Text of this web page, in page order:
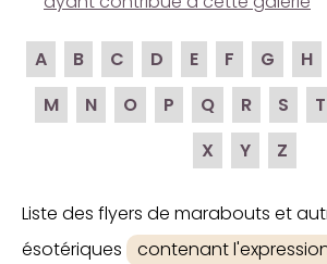
A B C D E F G H
M
N O P Q R S T
X
Y Z
Liste des flyers de marabouts et
ésotériques
contenant